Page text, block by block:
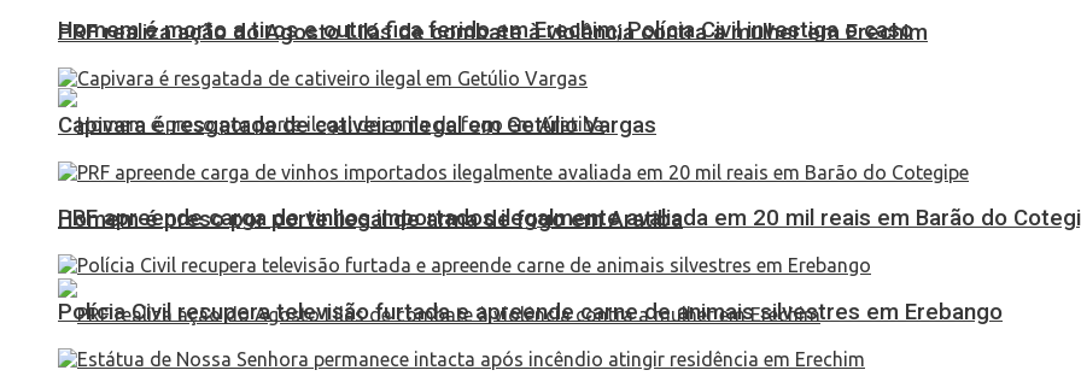
Homem é morto a tiros e outro fica ferido em Erechim; Polícia Civil investiga o caso
Homem é preso por porte ilegal de arma de fogo em Aratiba
PRF realiza ação do Agosto Lilás de combate à violência contra a mulher em Erechim
Capivara é resgatada de cativeiro ilegal em Getúlio Vargas
PRF apreende carga de vinhos importados ilegalmente avaliada em 20 mil reais em Barão do
Polícia Civil recupera televisão furtada e apreende carne de animais silvestres em Erebango